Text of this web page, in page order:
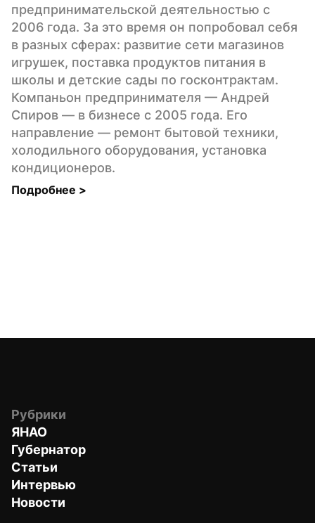
предпринимательской деятельностью с
2006 года. За это время он попробовал себя
в разных сферах: развитие сети магазинов
игрушек, поставка продуктов питания в
школы и детские сады по госконтрактам.
Компаньон предпринимателя — Андрей
Спиров — в бизнесе с 2005 года. Его
направление — ремонт бытовой техники,
холодильного оборудования, установка
кондиционеров.
Подробнее >
Рубрики
ЯНАО
Губернатор
Статьи
Интервью
Новости